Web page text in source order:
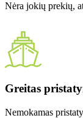
Nėra jokių prekių,
Greitas
Nemokamas